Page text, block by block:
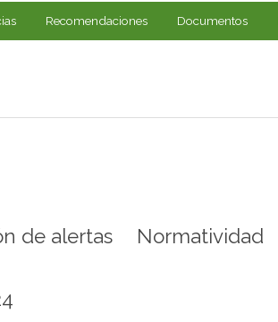
Recomendaciones Documentos
de alertas Normatividad